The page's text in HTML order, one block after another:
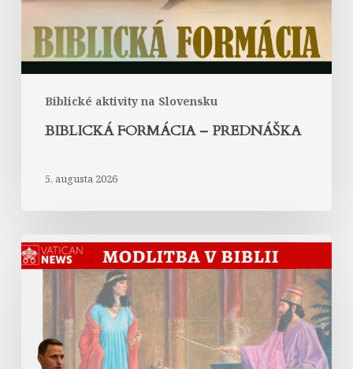
Biblické aktivity na Slovensku
BIBLICKÁ FORMÁCIA – PREDNÁŠKA
5. augusta 2026
Modlitba
kráľovnej
Ester